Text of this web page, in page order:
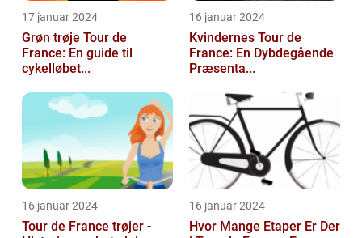
17 januar 2024
Grøn trøje Tour de
France: En guide til
cykelløbet...
16 januar 2024
Kvindernes Tour de
France: En Dybdegående
Præsenta...
16 januar 2024
Tour de France trøjer -
16 januar 2024
Hvor Mange Etaper Er Der